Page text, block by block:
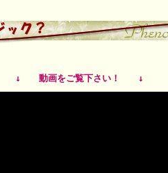
↓ 動画をご覧下さい！ ↓